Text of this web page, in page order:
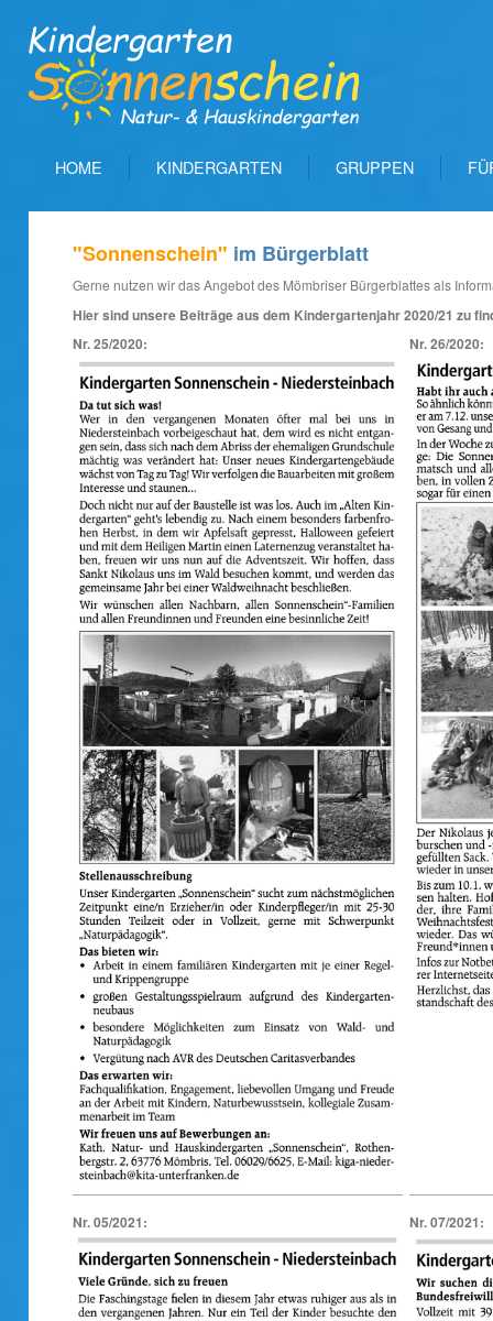
HOME KINDERGARTEN GRUPPEN
"Sonnenschein" im Bürgerblatt
Gerne nutzen wir das Angebot des Mömbriser Bürgerblattes als
Hier sind unsere Beiträge aus dem Kindergartenjahr 2020/21 zu
Nr. 25/2020:
Nr. 26/2020:
Nr. 05/2021: Nr. 07/2021: